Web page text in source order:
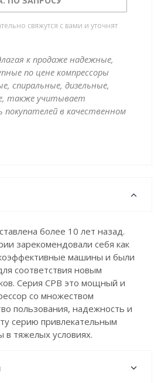
свяжутся с вами и уточнят
к продаже надежные,
по цене компрессоры
спиральные, дизельные,
также учитывает
покупателей в качественном
более 10 лет назад.
зарекомендовали себя как
машины и были
соответствия новым
Серия CPB это мощный и
со множеством
пользования, надежность и
серию привлекательным
тяжелых условиях.